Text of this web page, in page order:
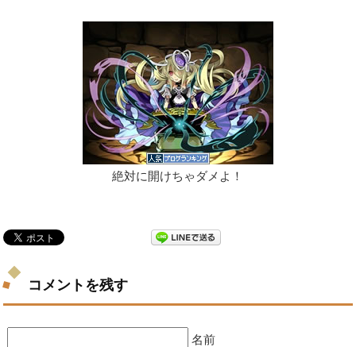
絶対に開けちゃダメよ！
コメントを残す
名前